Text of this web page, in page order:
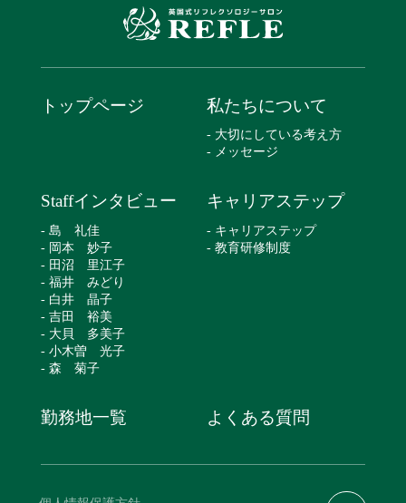
トップページ 私たちについて
- 大切にしている考え方
- メッセージ
Staffインタビュー
- 島 礼佳
- 岡本 妙子
- 田沼 里江子
- 福井 みどり
- 白井 晶子
- 吉田 裕美
- 大貝 多美子
- 小木曽 光子
- 森 菊子
キャリアステップ
- キャリアステップ
- 教育研修制度
勤務地一覧 よくある質問